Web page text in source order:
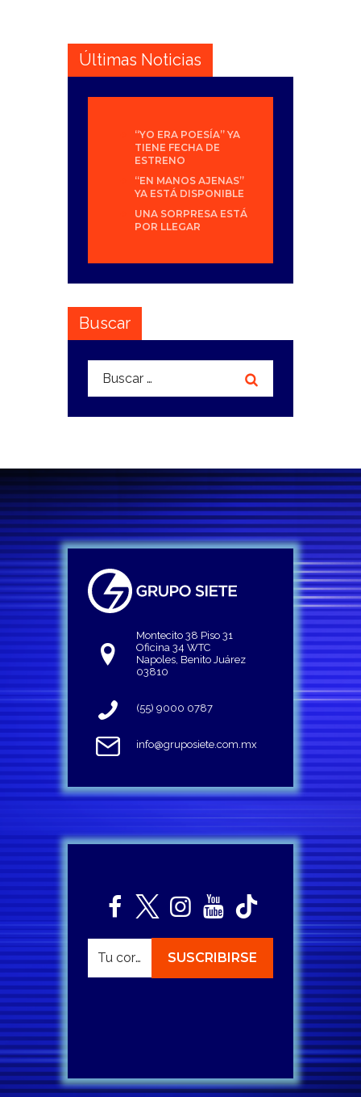
Últimas Noticias
“YO ERA POESÍA” YA
TIENE FECHA DE
ESTRENO
“EN MANOS AJENAS”
YA ESTÁ DISPONIBLE
UNA SORPRESA ESTÁ
POR LLEGAR
Buscar
Buscar:
Montecito 38 Piso 31
Oficina 34 WTC
Napoles, Benito Juárez
03810
(55) 9000 0787
info@gruposiete.com.mx